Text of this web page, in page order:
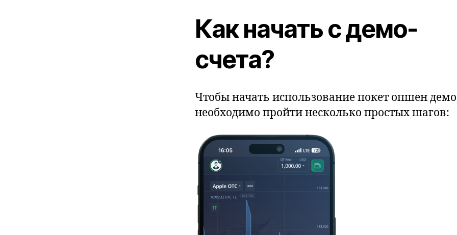
Как начать с демо-
счета?
Чтобы начать использование покет опшен
необходимо пройти несколько простых шагов: